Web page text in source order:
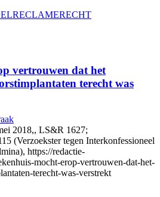
RECLAMERECHT
vertrouwen dat het
terecht was
2018,, LS&R 1627;
(Verzoekster tegen Interkonfessioneel
https://redactie-
mocht-erop-vertrouwen-dat-het-
terecht-was-verstrekt